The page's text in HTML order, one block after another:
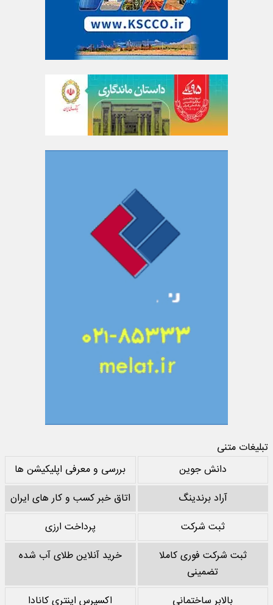
تبلیغات متنی
دانش جوین
بررسی و معرفی اپلیکیشن ها
آراد برندینگ
اتاق خبر کسب و کار های ایران
ثبت شرکت
پرداخت ارزی
ثبت شرکت فوری کاملا
تضمینی
خرید آنلاین طلای آب شده
بالابر ساختمانی اکسپرس اینتری کانادا